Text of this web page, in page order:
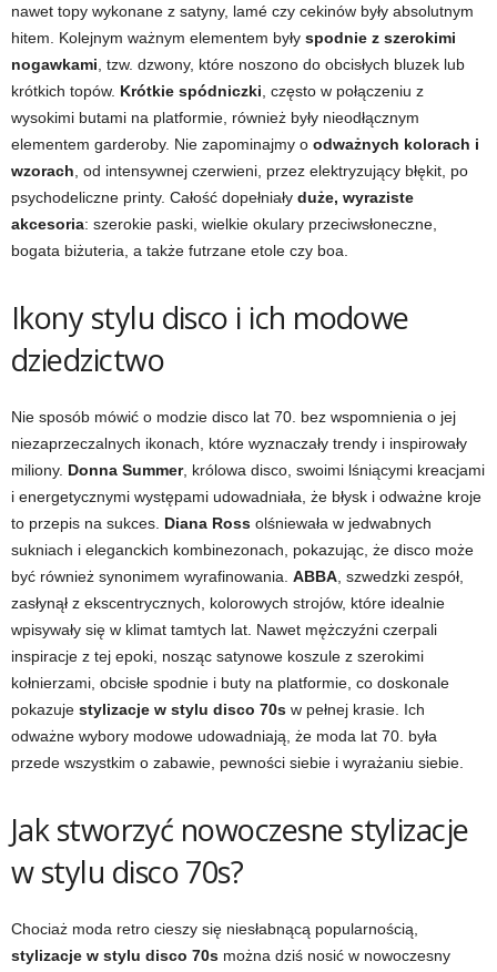
nawet topy wykonane z satyny, lamé czy cekinów były absolutnym
hitem. Kolejnym ważnym elementem były spodnie z szerokimi
nogawkami , tzw. dzwony, które noszono do obcisłych bluzek lub
krótkich topów. Krótkie spódniczki , często w połączeniu z
wysokimi butami na platformie, również były nieodłącznym
elementem garderoby. Nie zapominajmy o odważnych kolorach i
wzorach , od intensywnej czerwieni, przez elektryzujący błękit, po
psychodeliczne printy. Całość dopełniały duże, wyraziste
akcesoria: szerokie paski, wielkie okulary przeciwsłoneczne,
bogata biżuteria, a także futrzane etole czy boa.
Ikony stylu disco i ich modowe
dziedzictwo
Nie sposób mówić o modzie disco lat 70. bez wspomnienia o jej
niezaprzeczalnych ikonach, które wyznaczały trendy i inspirowały
miliony. Donna Summer, królowa disco, swoimi lśniącymi kreacjami
i energetycznymi występami udowadniała, że błysk i odważne kroje
to przepis na sukces. Diana Ross olśniewała w jedwabnych
sukniach i eleganckich kombinezonach, pokazując, że disco może
być również synonimem wyrafinowania. ABBA , szwedzki zespół,
zasłynął z ekscentrycznych, kolorowych strojów, które idealnie
wpisywały się w klimat tamtych lat. Nawet mężczyźni czerpali
inspiracje z tej epoki, nosząc satynowe koszule z szerokimi
kołnierzami, obcisłe spodnie i buty na platformie, co doskonale
pokazuje stylizacje w stylu disco 70s w pełnej krasie. Ich
odważne wybory modowe udowadniają, że moda lat 70. była
przede wszystkim o zabawie, pewności siebie i wyrażaniu siebie.
Jak stworzyć nowoczesne stylizacje
w stylu disco 70s?
Chociaż moda retro cieszy się niesłabnącą popularnością,
stylizacje w stylu disco 70s można dziś nosić w nowoczesny